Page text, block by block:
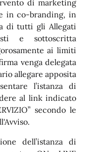
di marketing
in co-branding, in
di tutti gli Allegati
e sottoscritta
ai limiti
venga delegata
allegare apposita
l’istanza di
al link indicato
secondo le
dell’istanza di